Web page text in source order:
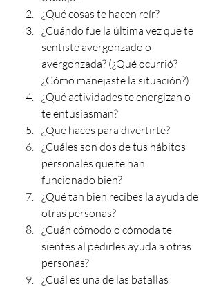
¿Qué cosas te hacen reír?
¿Cuándo fue la última vez que te
sentiste avergonzado o
avergonzada? (¿Qué ocurrió?
¿Cómo manejaste la situación?)
¿Qué actividades te energizan o
te entusiasman?
¿Qué haces para divertirte?
¿Cuáles son dos de tus hábitos
personales que te han
funcionado bien?
¿Qué tan bien recibes la ayuda de
otras personas?
¿Cuán cómodo o cómoda te
sientes al pedirles ayuda a otras
personas?
¿Cuál es una de las batallas